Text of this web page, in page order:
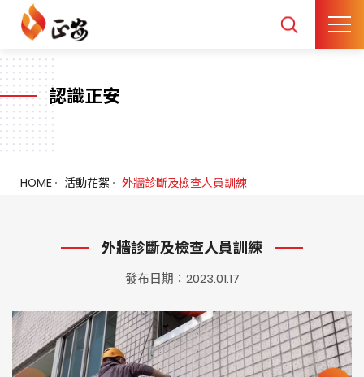
認識正安
HOME 活動花絮 外牆診斷及檢查人員訓練
外牆診斷及檢查人員訓練
發布日期：2023.01.17